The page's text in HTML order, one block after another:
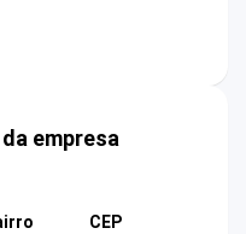
empresa
CEP